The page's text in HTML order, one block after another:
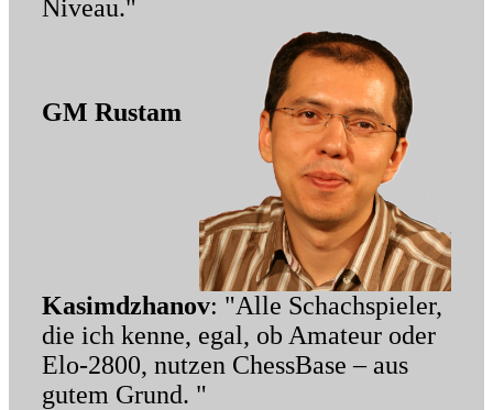
Niveau."
GM Rustam
Kasimdzhanov: "Alle Schachspieler,
die ich kenne, egal, ob Amateur oder
Elo-2800, nutzen ChessBase – aus
gutem Grund. "